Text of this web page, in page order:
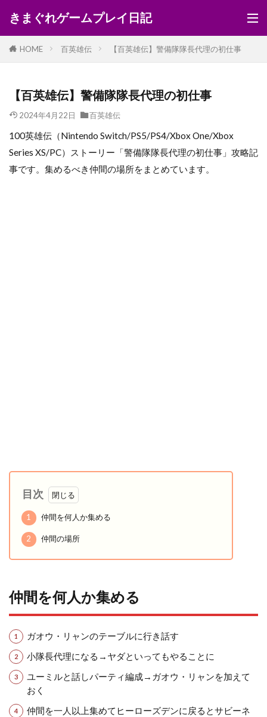
きまぐれゲームプレイ日記
HOME 百英雄伝 【百英雄伝】警備隊隊長代理の初仕事
【百英雄伝】警備隊隊長代理の初仕事
2024年4月22日 百英雄伝
100英雄伝（Nintendo Switch/PS5/PS4/Xbox One/Xbox
Series XS/PC）ストーリー「警備隊隊長代理の初仕事」攻略記
事です。集めるべき仲間の場所をまとめています。
目次
1 仲間を何人か集める
2 仲間の場所
仲間を何人か集める
ガオウ・リャンのテーブルに行き話す
小隊長代理になる→ヤダといってもやることに
ユーミルと話しパーティ編成→ガオウ・リャンを加えて
おく
仲間を一人以上集めてヒーローズデンに戻るとサビーネ